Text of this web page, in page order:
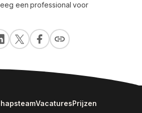
een professional voor
VacaturesPrijzen